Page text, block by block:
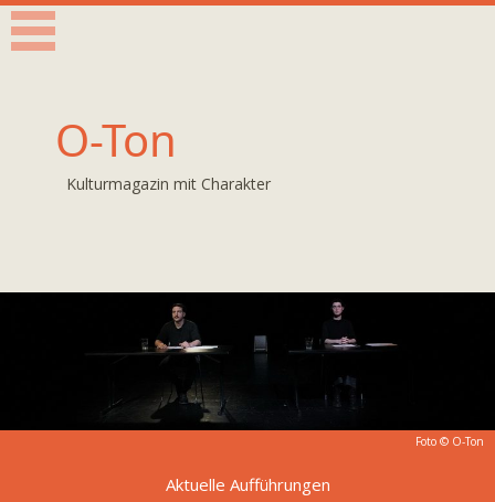
O-Ton
Kulturmagazin mit Charakter
Foto © O-Ton
Aktuelle Aufführungen